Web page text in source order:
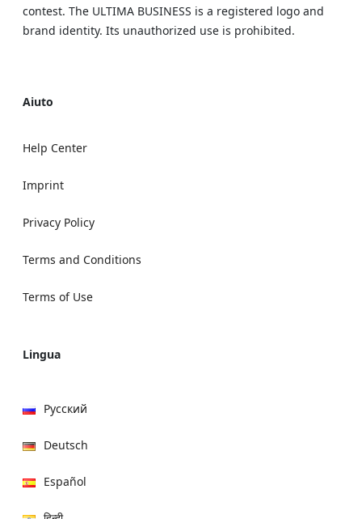
contest. The ULTIMA BUSINESS is a registered logo and
brand identity. Its unauthorized use is prohibited.
Aiuto
Help Center
Imprint
Privacy Policy
Terms and Conditions
Terms of Use
Lingua
Русский
Deutsch
Español